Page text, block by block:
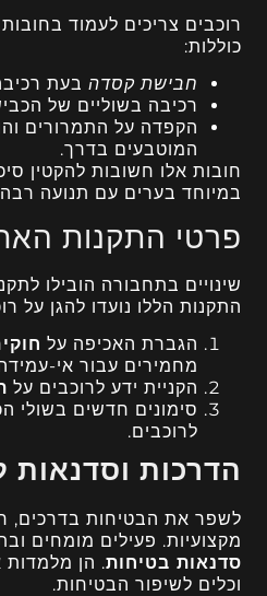
רוכבים צריכים לעמוד
כוללות:
חבישת קסדה בעת
רכיבה בשוליים של
הקפדה על התמרורים
המוטבעים בדרך.
חובות אלו חשובות להקטין
במיוחד בערים עם תנועה
פרטי התקנות
שינויים בתחבורה הובילו
התקנות הללו נועדו להגן על
הגברת האכיפה על
מחמירים עבור אי-
הקניית ידע לרוכבים על
סימונים חדשים בשולי
לרוכבים.
הדרכות וסדנאות
לשפר את הבטיחות בדרכים,
מקצועיות. פעילים מומחים
סדנאות בטיחות. הן מלמדות
וכלים לשיפור הבטיחות.